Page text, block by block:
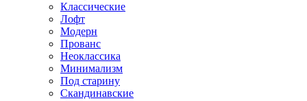
Классические
Лофт
Модерн
Прованс
Неоклассика
Минимализм
Под старину
Скандинавские